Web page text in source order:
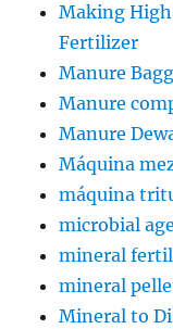
Making
Fertilizer
Manure
Manure
Manure
Máquina
máquina
microbial
mineral
mineral
Mineral to